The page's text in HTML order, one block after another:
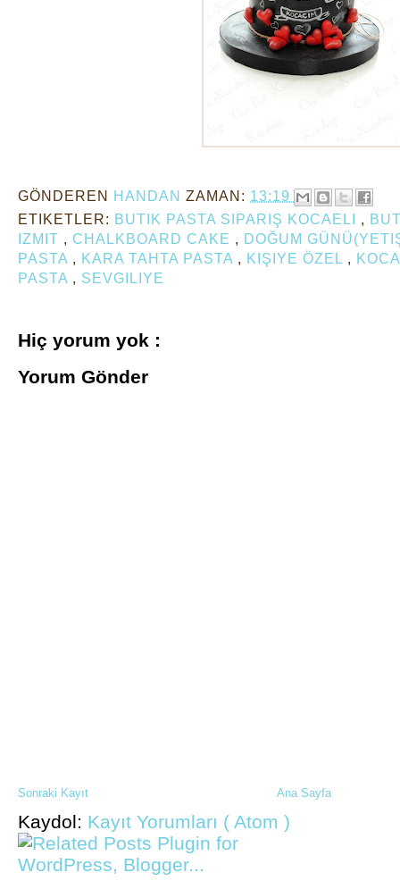
GÖNDEREN HANDAN ZAMAN: 13:19
ETIKETLER: BUTIK PASTA SIPARIŞ KOCAELI ,
IZMIT , CHALKBOARD CAKE , DOĞUM
PASTA , KARA TAHTA PASTA , KIŞIYE ÖZEL ,
PASTA , SEVGILIYE
Hiç yorum yok :
Yorum Gönder
Sonraki Kayıt Ana Sayfa
Kaydol: Kayıt Yorumları ( Atom )